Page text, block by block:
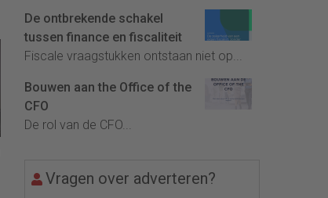
De ontbrekende schakel
tussen finance en fiscaliteit
Fiscale vraagstukken ontstaan niet op...
Bouwen aan the Office of the
CFO
De rol van de CFO...
Vragen over adverteren?